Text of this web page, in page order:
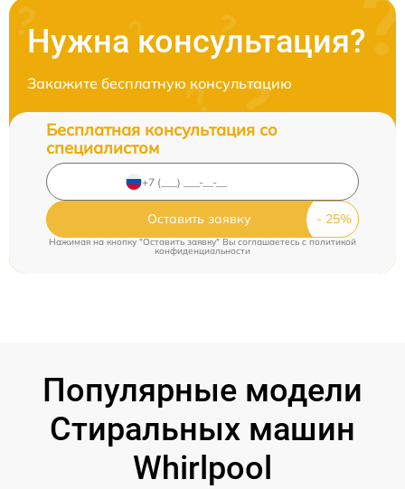
Нужна консультация?
Закажите бесплатную консультацию
Бесплатная консультация со
специалистом
Оставить заявку
Нажимая на кнопку "Оставить заявку" Вы соглашаетесь c политикой
конфиденциальности
Популярные модели
Стиральных машин
Whirlpool